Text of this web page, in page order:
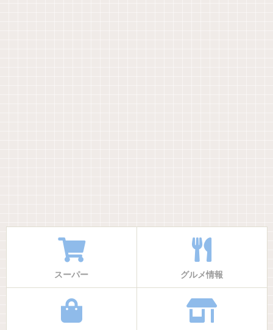
スーパー グルメ情報